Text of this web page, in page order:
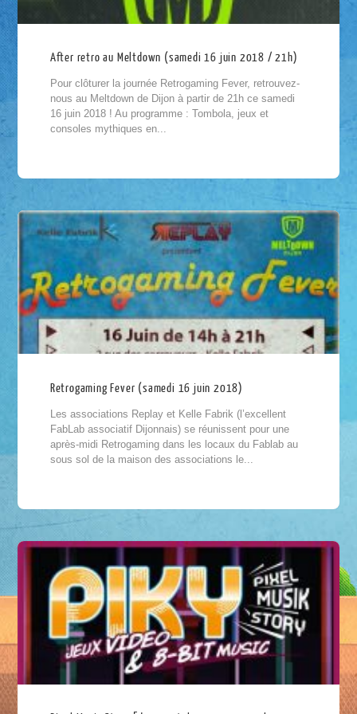
After retro au Meltdown (samedi 16 juin 2018 / 21h)
Pour clôturer la journée Retrogaming Fever, retrouvez-
nous au Meltdown de Dijon à partir de 21h ce samedi
16 juin 2018 ! Au programme : Tombola, jeux et
consoles mythiques en...
Retrogaming Fever (samedi 16 juin 2018)
Les associations Replay et Kelle Fabrik (l’excellent
FabLab associatif Dijonnais) se réunissent pour une
après-midi Retrogaming dans les locaux du Fablab au
sous sol de la maison des associations le...